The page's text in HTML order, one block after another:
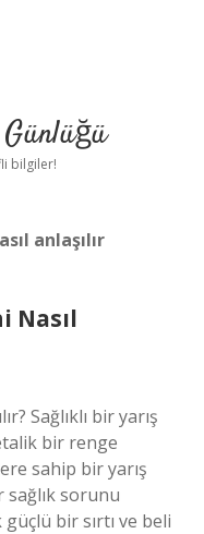
bilgiler!
anlaşılır
Nasıl
Sağlıklı bir yarış
bir renge
sahip bir yarış
sorunu
bir sırtı ve beli